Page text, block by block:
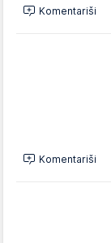
Komentariši
Komentariši